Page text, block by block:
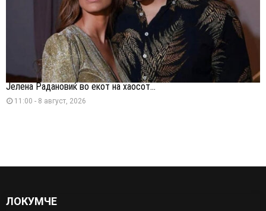
Јелена Радановиќ во екот на хаосот...
11:00 - 8 август, 2026
ЛОКУМЧЕ